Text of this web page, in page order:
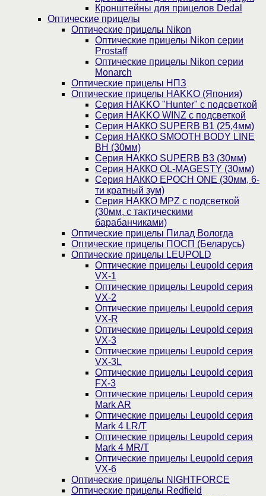
Кронштейны для прицелов Dedal
Оптические прицелы
Оптические прицелы Nikon
Оптические прицелы Nikon серии
Prostaff
Оптические прицелы Nikon серии
Monarch
Оптические прицелы НПЗ
Оптические прицелы HAKKO (Япония)
Cерия HAKKO "Hunter" с подсветкой
Серия НAKKO WINZ с подсветкой
Серия НАККО SUPERB B1 (25,4мм)
Серия НАККО SMOOTH BODY LINE
BH (30мм)
Серия НАККО SUPERB B3 (30мм)
Серия НАККО OL-MAGESTY (30мм)
Серия НАККО EPOCH ONE (30мм, 6-
ти кратный зум)
Серия НАККО MPZ с подсветкой
(30мм, c тактическими
барабанчиками)
Оптические прицелы Пилад Вологда
Оптические прицелы ПОСП (Беларусь)
Оптические прицелы LEUPOLD
Оптические прицелы Leupold серия
VX-1
Оптические прицелы Leupold серия
VX-2
Оптические прицелы Leupold серия
VX-R
Оптические прицелы Leupold серия
VX-3
Оптические прицелы Leupold серия
VX-3L
Оптические прицелы Leupold серия
FX-3
Оптические прицелы Leupold серия
Mark AR
Оптические прицелы Leupold серия
Mark 4 LR/T
Оптические прицелы Leupold серия
Mark 4 MR/T
Оптические прицелы Leupold серия
VX-6
Оптические прицелы NIGHTFORCE
Оптические прицелы Redfield